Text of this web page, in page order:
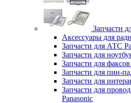
Запчасти
Аксессуары для
Запчасти для АТС
Запчасти для
Запчасти для
Запчасти для пин-
Запчасти для
Запчасти для
Panasonic